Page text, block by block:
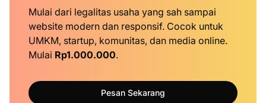
Mulai dari legalitas usaha yang sah sampai
website modern dan responsif. Cocok untuk
UMKM, startup, komunitas, dan media online.
Mulai Rp1.000.000.
Pesan Sekarang